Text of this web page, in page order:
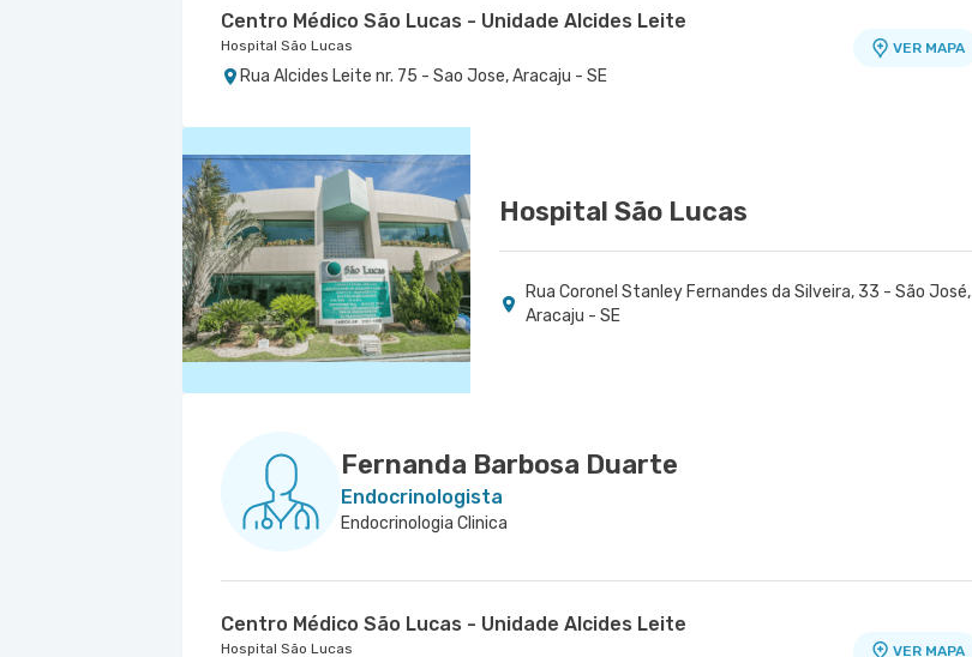
Centro Médico São Lucas - Unidade Alcides Leite
Hospital São Lucas
Rua Alcides Leite nr. 75 - Sao Jose, Aracaju - SE
VER MAPA
Hospital São Lucas
Rua Coronel Stanley Fernandes da Silveira, 33 - São José,
Aracaju - SE
Fernanda Barbosa Duarte
Endocrinologista
Endocrinologia Clinica
Centro Médico São Lucas - Unidade Alcides Leite
Hospital São Lucas VER MAPA